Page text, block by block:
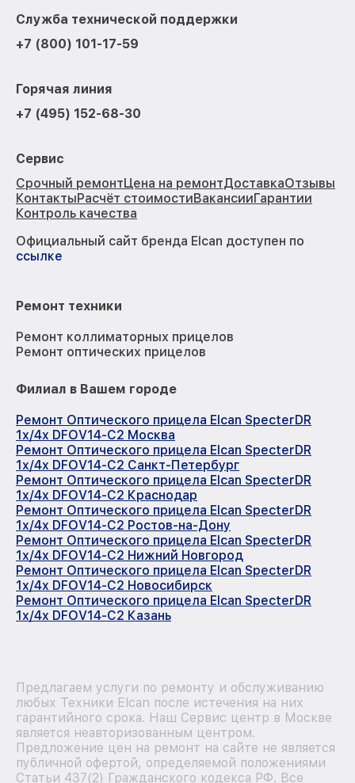
Служба технической поддержки
+7 (800) 101-17-59
Горячая линия
+7 (495) 152-68-30
Сервис
Срочный ремонтЦена на ремонтДоставкаОтзывы
КонтактыРасчёт стоимостиВакансииГарантии
Контроль качества
Официальный сайт бренда Elcan доступен по
ссылке
Ремонт техники
Ремонт коллиматорных прицелов
Ремонт оптических прицелов
Филиал в Вашем городе
Ремонт Оптического прицела Elcan SpecterDR
1x/4x DFOV14-C2 Москва
Ремонт Оптического прицела Elcan SpecterDR
1x/4x DFOV14-C2 Санкт-Петербург
Ремонт Оптического прицела Elcan SpecterDR
1x/4x DFOV14-C2 Краснодар
Ремонт Оптического прицела Elcan SpecterDR
1x/4x DFOV14-C2 Ростов-на-Дону
Ремонт Оптического прицела Elcan SpecterDR
1x/4x DFOV14-C2 Нижний Новгород
Ремонт Оптического прицела Elcan SpecterDR
1x/4x DFOV14-C2 Новосибирск
Ремонт Оптического прицела Elcan SpecterDR
1x/4x DFOV14-C2 Казань
Предлагаем услуги по ремонту и обслуживанию
любых Техники Elcan после истечения на них
гарантийного срока. Наш Сервис центр в Москве
является неавторизованным центром.
Предложение цен на ремонт на сайте не является
публичной офертой, определяемой положениями
Статьи 437(2) Гражданского кодекса РФ. Все